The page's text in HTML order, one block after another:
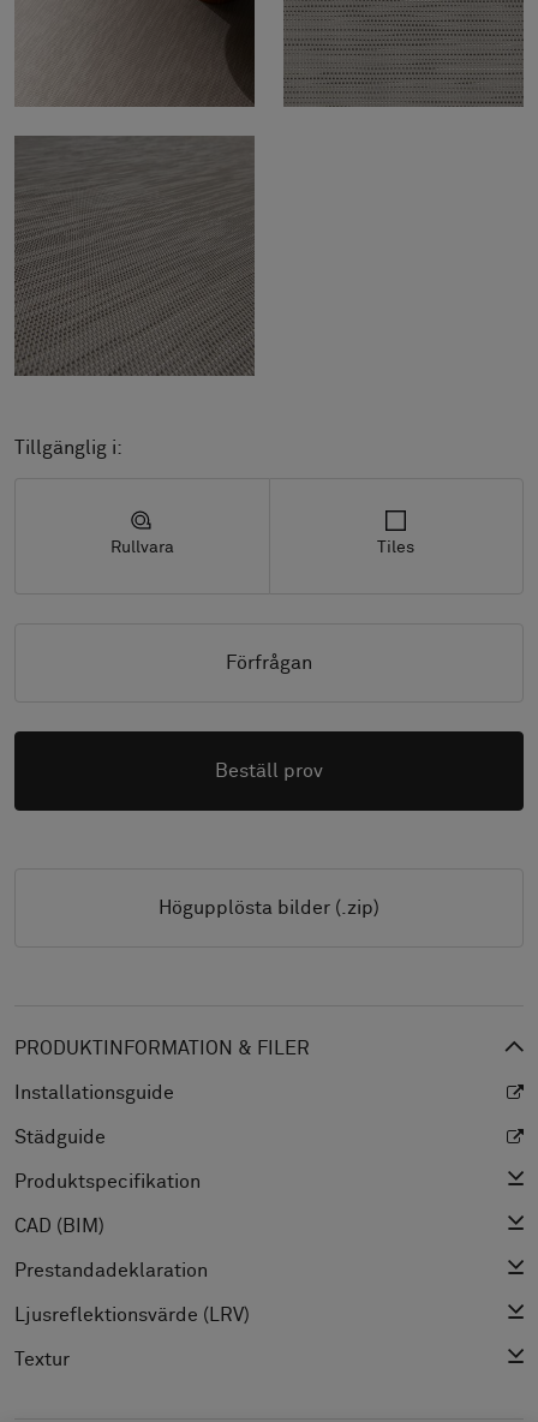
Tillgänglig i:
Rullvara Tiles
Förfrågan
Beställ prov
Högupplösta bilder (.zip)
PRODUKTINFORMATION & FILER
Installationsguide
Städguide
Produktspecifikation
CAD (BIM)
Prestandadeklaration
Ljusreflektionsvärde (LRV)
Textur